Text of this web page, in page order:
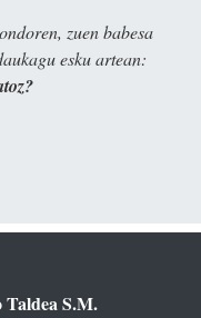
zuen babesa
esku artean:
S.M.